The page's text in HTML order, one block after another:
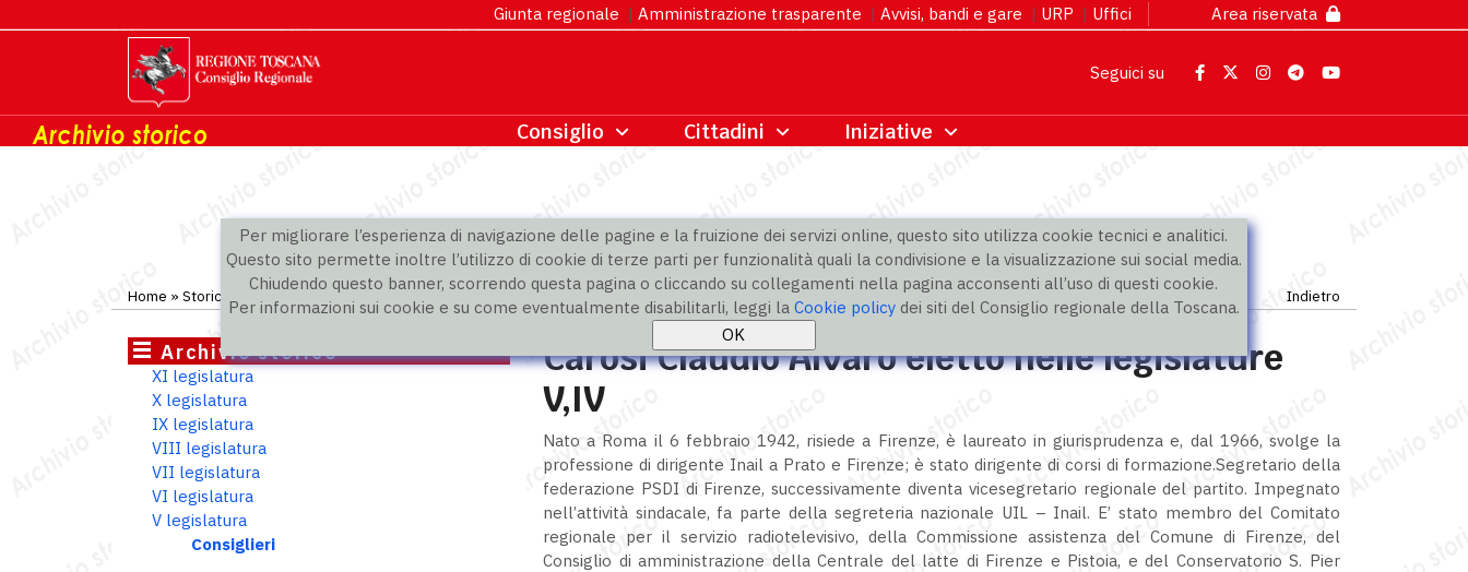
Per migliorare l’esperienza di navigazione delle pagine e la fruizione dei servizi online, questo sito utilizza cookie tecnici e analitici.
Questo sito permette inoltre l’utilizzo di cookie di terze parti per funzionalità quali la condivisione e la visualizzazione sui social media.
Chiudendo questo banner, scorrendo questa pagina o cliccando su collegamenti nella pagina acconsenti all’uso di questi cookie.
Per informazioni sui cookie e su come eventualmente disabilitarli, leggi la Cookie policydei siti del Consiglio regionale della Toscana.
Giunta regionale | Amministrazione trasparente | Avvisi, bandi e gare | URP | Uffici Area riservata
Seguici su
Home » Storico V legislatura »Consiglieri Indietro
Archivio storico
XI legislatura
X legislatura
IX legislatura
VIII legislatura
VII legislatura
VI legislatura
V legislatura
Consiglieri
Carosi Claudio Alvaro eletto nelle legislature
V,IV
Nato a Roma il 6 febbraio 1942, risiede a Firenze, è laureato in giurisprudenza e, dal 1966, svolge la
professione di dirigente Inail a Prato e Firenze; è stato dirigente di corsi di formazione.Segretario della
federazione PSDI di Firenze, successivamente diventa vicesegretario regionale del partito. Impegnato
nell’attività sindacale, fa parte della segreteria nazionale UIL – Inail. E’ stato membro del Comitato
regionale per il servizio radiotelevisivo, della Commissione assistenza del Comune di Firenze, del
Consiglio di amministrazione della Centrale del latte di Firenze e Pistoia, e del Conservatorio S. Pier